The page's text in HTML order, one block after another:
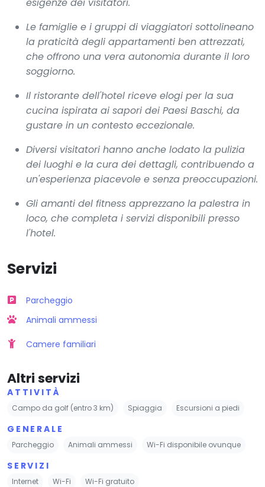
Le famiglie e i gruppi di viaggiatori sottolineano
la praticità degli appartamenti ben attrezzati,
che offrono una vera autonomia durante il loro
soggiorno.
Il ristorante dell'hotel riceve elogi per la sua
cucina ispirata ai sapori dei Paesi Baschi, da
gustare in un contesto eccezionale.
Diversi visitatori hanno anche lodato la pulizia
dei luoghi e la cura dei dettagli, contribuendo a
un'esperienza piacevole e senza preoccupazioni.
Gli amanti del fitness apprezzano la palestra in
loco, che completa i servizi disponibili presso
l'hotel.
Servizi
Parcheggio
Animali ammessi
Camere familiari
Altri servizi
ATTIVITÀ
Campo da golf (entro 3 km) Spiaggia Escursioni a piedi
GENERALE
Parcheggio Animali ammessi Wi-Fi disponibile ovunque
SERVIZI
Internet Wi-Fi Wi-Fi gratuito